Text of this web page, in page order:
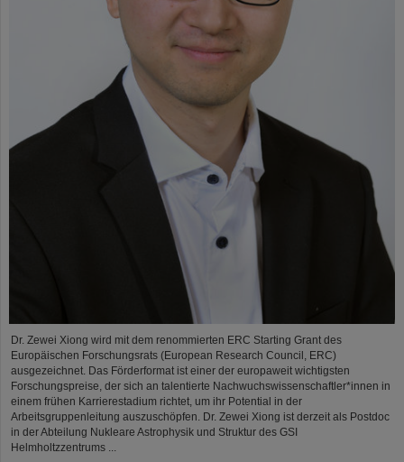
Dr. Zewei Xiong wird mit dem renommierten ERC Starting Grant des
Europäischen Forschungsrats (European Research Council, ERC)
ausgezeichnet. Das Förderformat ist einer der europaweit wichtigsten
Forschungspreise, der sich an talentierte Nachwuchswissenschaftler*innen in
einem frühen Karrierestadium richtet, um ihr Potential in der
Arbeitsgruppenleitung auszuschöpfen. Dr. Zewei Xiong ist derzeit als Postdoc
in der Abteilung Nukleare Astrophysik und Struktur des GSI
Helmholtzzentrums ...